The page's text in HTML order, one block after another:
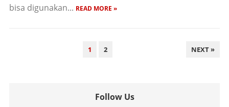
bisa digunakan... READ MORE »
1 2 NEXT »
Follow Us